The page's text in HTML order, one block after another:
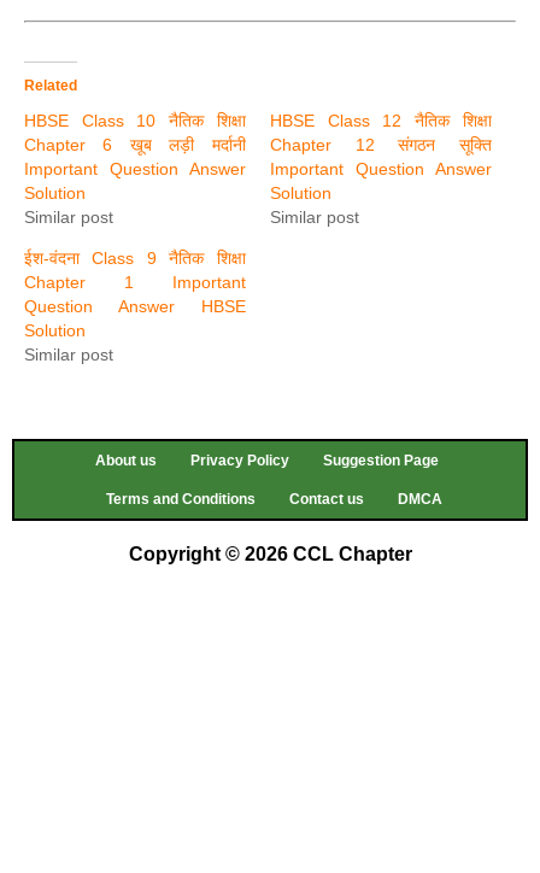
Related
HBSE Class 10 नैतिक शिक्षा
Chapter 6 खूब लड़ी मर्दानी
Important Question Answer
Solution
Similar post
HBSE Class 12 नैतिक शिक्षा
Chapter 12 संगठन सूक्ति
Important Question Answer
Solution
Similar post
ईश-वंदना Class 9 नैतिक शिक्षा
Chapter 1 Important
Question Answer HBSE
Solution
Similar post
About us Privacy Policy Suggestion Page
Terms and Conditions Contact us DMCA
Copyright © 2026 CCL Chapter